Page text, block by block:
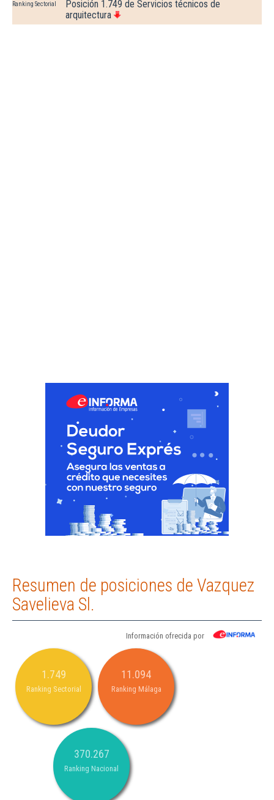
Ranking Sectorial
Posición 1.749 de Servicios técnicos de
arquitectura
Resumen de posiciones de Vazquez
Savelieva Sl.
Información ofrecida por
1.749
Ranking Sectorial
11.094
Ranking Málaga
370.267
Ranking Nacional